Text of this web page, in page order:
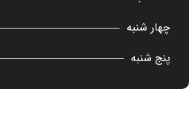
چهار شنبه
پنج شنبه